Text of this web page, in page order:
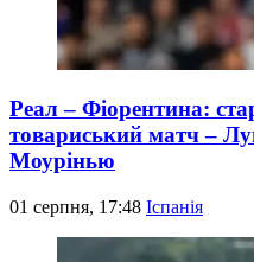
Реал – Фіорентина:
товариський матч –
Моурінью
01 серпня, 17:48 Іспанія